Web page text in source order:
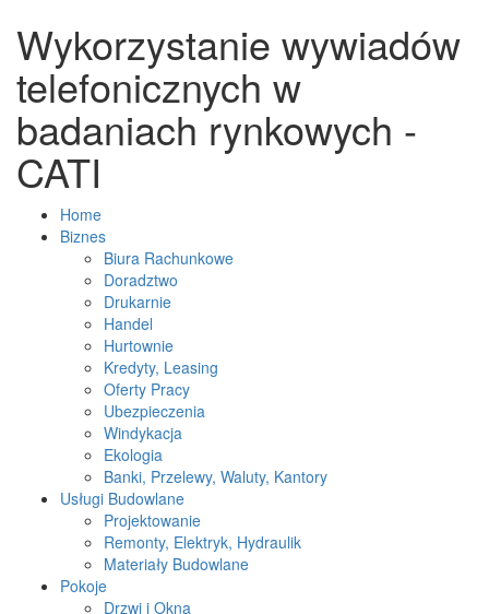
Wykorzystanie wywiadów
telefonicznych w
badaniach rynkowych -
CATI
Home
Biznes
Biura Rachunkowe
Doradztwo
Drukarnie
Handel
Hurtownie
Kredyty, Leasing
Oferty Pracy
Ubezpieczenia
Windykacja
Ekologia
Banki, Przelewy, Waluty, Kantory
Usługi Budowlane
Projektowanie
Remonty, Elektryk, Hydraulik
Materiały Budowlane
Pokoje
Drzwi i Okna